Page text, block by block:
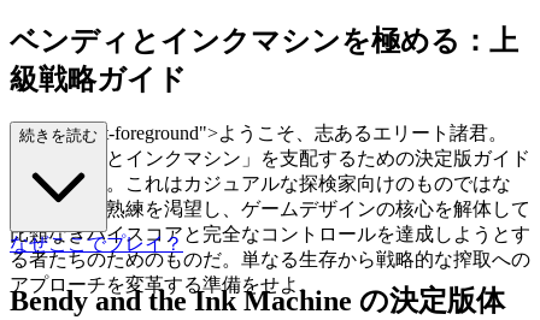
ベンディとインクマシンを極める：上
級戦略ガイド
s="mb-4 text-foreground">ようこそ、志あるエリート諸君。
「ベンディとインクマシン」を支配するための決定版ガイド
へようこそ。これはカジュアルな探検家向けのものではな
い；これは熟練を渇望し、ゲームデザインの核心を解体して
比類なきハイスコアと完全なコントロールを達成しようとす
る者たちのためのものだ。単なる生存から戦略的な搾取への
アプローチを変革する準備をせよ。
続きを読む
なぜここでプレイ？
Bendy and the Ink Machine の決定版体